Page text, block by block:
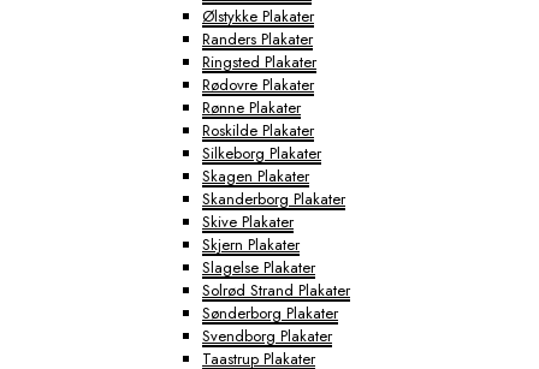
Ølstykke Plakater
Randers Plakater
Ringsted Plakater
Rødovre Plakater
Rønne Plakater
Roskilde Plakater
Silkeborg Plakater
Skagen Plakater
Skanderborg Plakater
Skive Plakater
Skjern Plakater
Slagelse Plakater
Solrød Strand Plakater
Sønderborg Plakater
Svendborg Plakater
Taastrup Plakater